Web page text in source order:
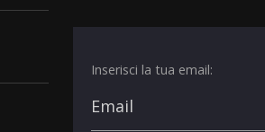
Inserisci la tua email: